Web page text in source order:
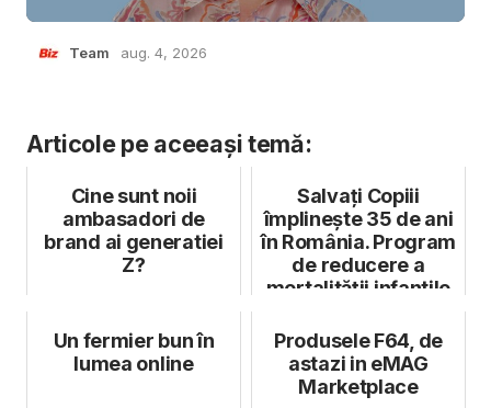
Team aug. 4, 2026
Articole pe aceeași temă:
Cine sunt noii
ambasadori de
brand ai generatiei
Z?
Salvați Copiii
împlinește 35 de ani
în România. Program
de reducere a
mortalității infantile
Un fermier bun în
lumea online
Produsele F64, de
astazi in eMAG
Marketplace